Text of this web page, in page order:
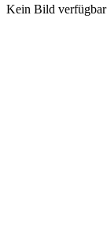
Kein Bild verfügbar